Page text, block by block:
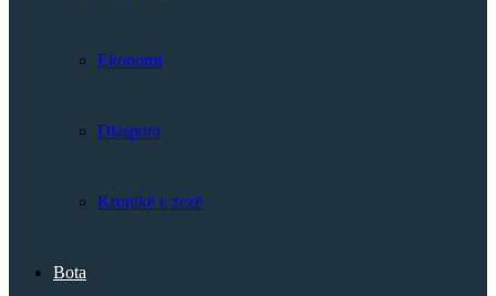
Ekonomi
Diaspora
Kronikë e zezë
Bota